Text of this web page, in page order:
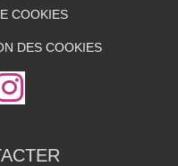
COOKIES
DES COOKIES